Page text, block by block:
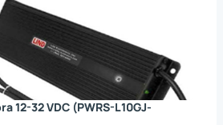
12-32 VDC (PWRS-L10GJ-